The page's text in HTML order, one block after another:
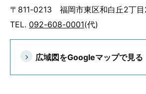
〒811-0213 福岡市東区和白丘2丁
TEL. 092-608-0001(代)
広域図をGoogleマップで見る